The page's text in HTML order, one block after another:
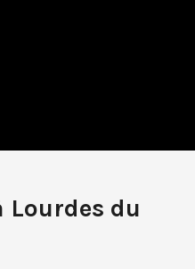
Lourdes du